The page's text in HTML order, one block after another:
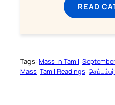
READ
Tags: Mass in Tamil
Mass Tamil Readings